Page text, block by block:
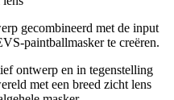
gecombineerd met de input
paintballmasker te creëren.
ontwerp en in tegenstelling
met een breed zicht lens
masker.